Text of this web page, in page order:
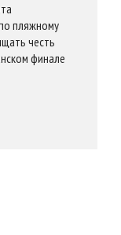
пляжному
честь
финале